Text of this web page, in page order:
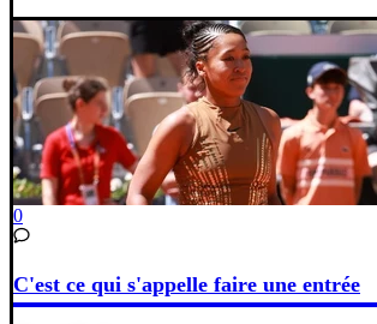
0
C'est ce qui s'appelle faire une entrée